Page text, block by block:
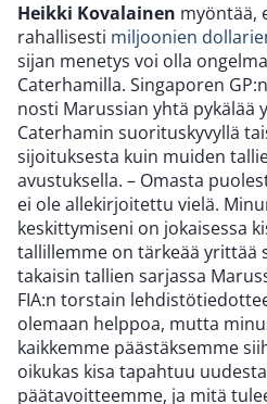
Heikki Kovalainen myöntää,
rahallisesti miljoonien
sijan menetys voi olla
Caterhamilla. Singaporen GP:n
nosti Marussian yhtä pykälää
Caterhamin suorituskyvyllä
sijoituksesta kuin muiden
avustuksella. – Omasta
ei ole allekirjoitettu vielä.
keskittymiseni on jokaisessa
tallillemme on tärkeää yrittää
takaisin tallien sarjassa
FIA:n torstain
olemaan helppoa, mutta
kaikkemme päästäksemme
oikukas kisa tapahtuu
päätavoitteemme, ja mitä